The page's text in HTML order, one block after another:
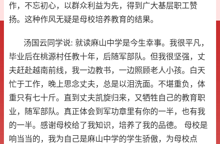
作，不忘初心，以群众利益为先，得到广大基层职工赞
扬。这种作风无疑是母校培养教育的结果。
汤国云同学说: 就读麻山中学是今生幸事。我很平凡，
毕业后在桃源村任教十年，后随军部队。但我很坚强，丈
夫赶赴越南前线，我一边教书，一边照顾老人小孩。白天
忙于工作，晚上思念丈夫，总是以泪洗面。不堪重负，体
重只有七十斤。直到丈夫凯旋归来，又牺牲自己的教育职
业，随军部队。真正体会到军功章里有你的一半，也有我
的一半。感谢母校给了我知识，培养了我的品德。 母校是
响当当的，我为自己是麻山中学的学生骄傲，为母校点